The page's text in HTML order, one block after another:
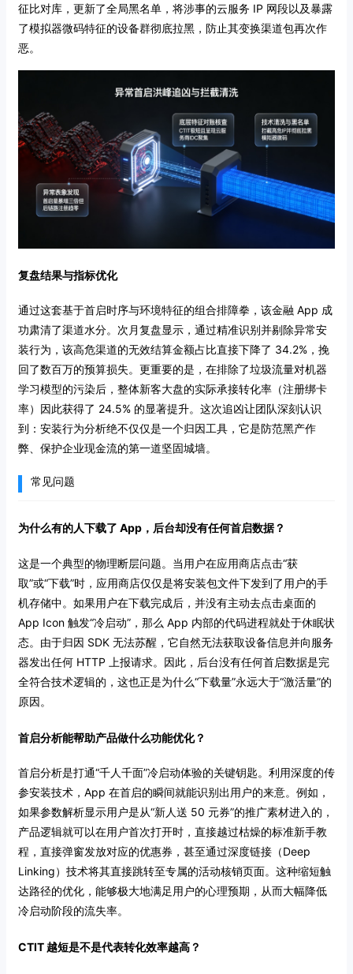
征比对库，更新了全局黑名单，将涉事的云服务 IP 网段以及暴露
了模拟器微码特征的设备群彻底拉黑，防止其变换渠道包再次作
恶。
复盘结果与指标优化
通过这套基于首启时序与环境特征的组合排障拳，该金融 App 成
功肃清了渠道水分。次月复盘显示，通过精准识别并剔除异常安
装行为，该高危渠道的无效结算金额占比直接下降了 34.2%，挽
回了数百万的预算损失。更重要的是，在排除了垃圾流量对机器
学习模型的污染后，整体新客大盘的实际承接转化率（注册绑卡
率）因此获得了 24.5% 的显著提升。这次追凶让团队深刻认识
到：安装行为分析绝不仅仅是一个归因工具，它是防范黑产作
弊、保护企业现金流的第一道坚固城墙。
常见问题
为什么有的人下载了 App，后台却没有任何首启数据？
这是一个典型的物理断层问题。当用户在应用商店点击“获
取”或“下载”时，应用商店仅仅是将安装包文件下发到了用户的手
机存储中。如果用户在下载完成后，并没有主动去点击桌面的
App Icon 触发“冷启动”，那么 App 内部的代码进程就处于休眠状
态。由于归因 SDK 无法苏醒，它自然无法获取设备信息并向服务
器发出任何 HTTP 上报请求。因此，后台没有任何首启数据是完
全符合技术逻辑的，这也正是为什么“下载量”永远大于“激活量”的
原因。
首启分析能帮助产品做什么功能优化？
首启分析是打通“千人千面”冷启动体验的关键钥匙。利用深度的传
参安装技术，App 在首启的瞬间就能识别出用户的来意。例如，
如果参数解析显示用户是从“新人送 50 元券”的推广素材进入的，
产品逻辑就可以在用户首次打开时，直接越过枯燥的标准新手教
程，直接弹窗发放对应的优惠券，甚至通过深度链接（Deep
Linking）技术将其直接跳转至专属的活动核销页面。这种缩短触
达路径的优化，能够极大地满足用户的心理预期，从而大幅降低
冷启动阶段的流失率。
CTIT 越短是不是代表转化效率越高？